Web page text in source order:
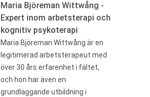
Maria Björeman Wittwång -
Expert inom arbetsterapi och
kognitiv psykoterapi
Maria Björeman Wittwång är en
legitimerad arbetsterapeut med
över 30 års erfarenhet i fältet,
och hon har även en
grundläggande utbildning i